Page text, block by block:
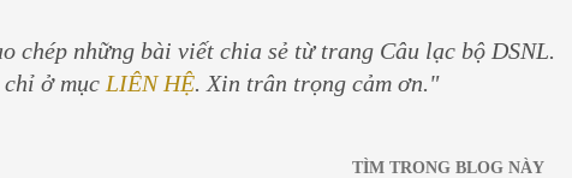
chép những bài viết chia sẻ từ trang Câu lạc bộ DSNL.
ở mục LIÊN HỆ. Xin trân trọng cảm ơn."
TÌM TRONG BLOG NÀY